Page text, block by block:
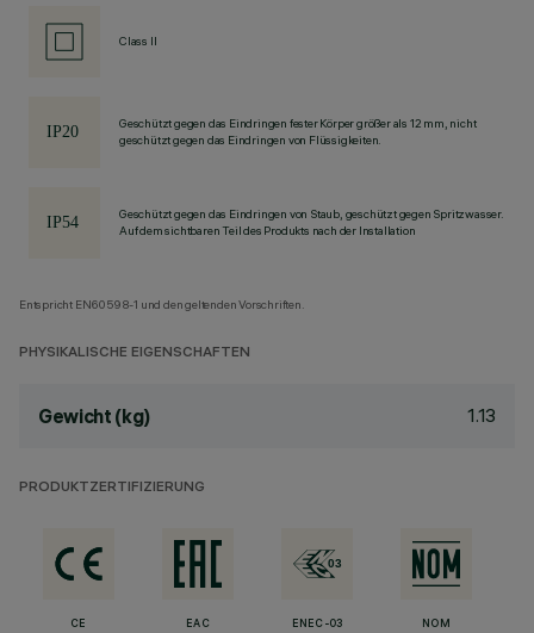
Class II
Geschützt gegen das Eindringen fester Körper größer als 12 mm, nicht
geschützt gegen das Eindringen von Flüssigkeiten.
Geschützt gegen das Eindringen von Staub, geschützt gegen Spritzwasser.
Auf dem sichtbaren Teil des Produkts nach der Installation
Entspricht EN60598-1 und den geltenden Vorschriften.
PHYSIKALISCHE EIGENSCHAFTEN
Gewicht (kg) 1.13
PRODUKTZERTIFIZIERUNG
CE EAC ENEC-03 NOM